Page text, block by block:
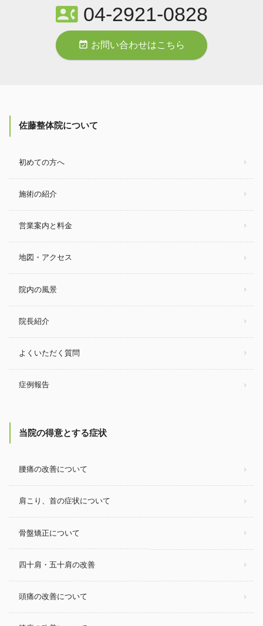
contact_phone04-2921-0828
event_available お問い合わせはこちら
佐藤整体院について
初めての方へ
施術の紹介
営業案内と料金
地図・アクセス
院内の風景
院長紹介
よくいただく質問
症例報告
当院の得意とする症状
腰痛の改善について
肩こり、首の症状について
骨盤矯正について
四十肩・五十肩の改善
頭痛の改善について